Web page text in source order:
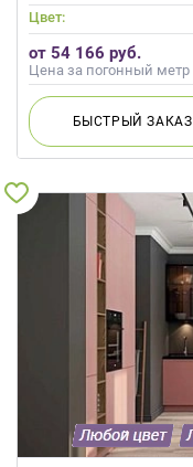
Цвет:
от 54 166 руб.
Цена за погонный метр
БЫСТРЫЙЗАКАЗ